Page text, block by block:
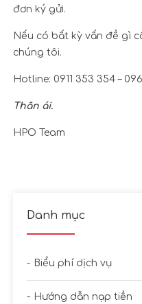
đơn ký gửi.
Nếu có bất kỳ vấn đề gì
chúng tôi.
Hotline: 0911 353 354 –
Thân ái.
HPO Team
Danh mục
Biểu phí dịch vụ
Hướng dẫn nạp tiền